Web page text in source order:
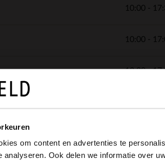
om content en advertenties te
analyseren. Ook delen we informatie over
10:00 -
10:00 -
13:00 -
It looks like your language isn't